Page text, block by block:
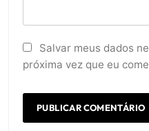
Salvar meus dados
próxima vez que eu